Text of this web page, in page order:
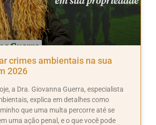
crimes ambientais na sua
2026
a Dra. Giovanna Guerra, especialista
explica em detalhes como
que uma multa percorre até se
uma ação penal, e o que você pode